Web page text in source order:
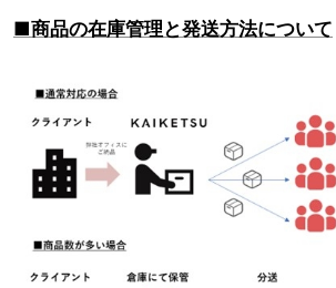
■商品の在庫管理と発送方法について